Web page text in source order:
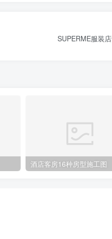
SUPERME服装
酒店客房16种房型施工图